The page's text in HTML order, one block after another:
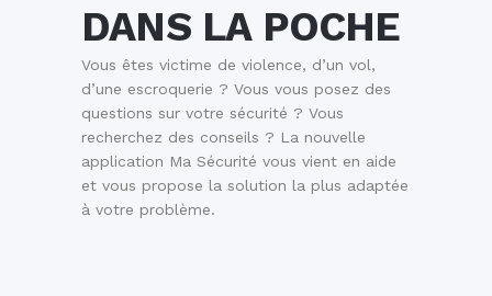
DANS LA POCHE
Vous êtes victime de violence, d’un vol,
d’une escroquerie ? Vous vous posez des
questions sur votre sécurité ? Vous
recherchez des conseils ? La nouvelle
application Ma Sécurité vous vient en aide
et vous propose la solution la plus adaptée
à votre problème.